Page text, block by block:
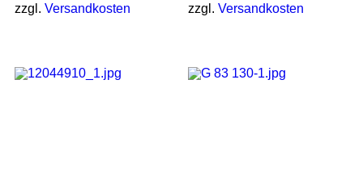
zzgl. Versandkosten
zzgl.Versandkosten